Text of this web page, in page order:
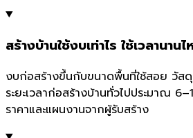
สร้างบ้านใช้งบเท่าไร ใช้เวลานานไ
งบก่อสร้างขึ้นกับขนาดพื้นที่ใช้สอย วัส
ระยะเวลาก่อสร้างบ้านทั่วไปประมาณ
ราคาและแผนงานจากผู้รับสร้าง